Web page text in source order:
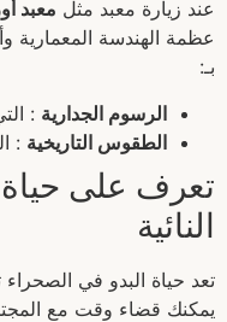
عند زيارة معبد مثل معبد
عظمة الهندسة المعمارية
بـ:
الرسوم الجدارية :
الطقوس التاريخية :
تعرف على حياة
النائية
تعد حياة البدو في الصحراء
يمكنك قضاء وقت مع